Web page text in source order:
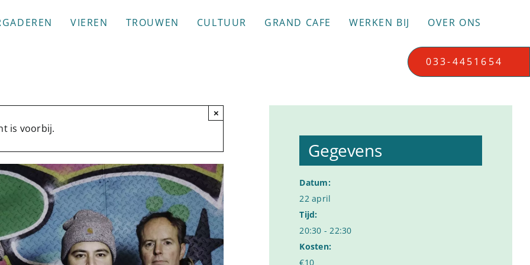
VIEREN TROUWEN CULTUUR GRAND CAFE WERKEN BIJ OVER ONS
033-4451654
is voorbij.
×
Gegevens
Datum:
22 april
Tijd:
20:30 - 22:30
Kosten:
€10